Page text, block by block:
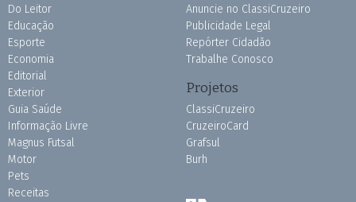
Do Leitor
Educação
Esporte
Economia
Editorial
Exterior
Guia Saúde
Informação Livre
Magnus Futsal
Motor
Pets
Receitas
Anuncie no ClassiCruzeiro
Publicidade Legal
Repórter Cidadão
Trabalhe Conosco
Projetos
ClassiCruzeiro
CruzeiroCard
Grafsul
Burh